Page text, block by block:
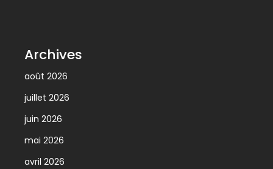
Archives
août 2026
juillet 2026
juin 2026
mai 2026
avril 2026